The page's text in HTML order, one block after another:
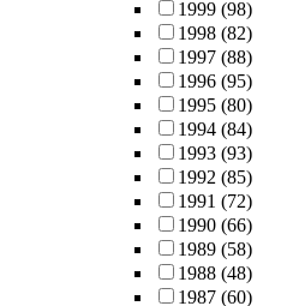
1999 (98)
1998 (82)
1997 (88)
1996 (95)
1995 (80)
1994 (84)
1993 (93)
1992 (85)
1991 (72)
1990 (66)
1989 (58)
1988 (48)
1987 (60)